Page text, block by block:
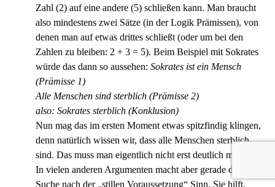
Zahl (2) auf eine andere (5) schließen kann. Man braucht
also mindestens zwei Sätze (in der Logik Prämissen), von
denen man auf etwas drittes schließt (oder um bei den
Zahlen zu bleiben: 2 + 3 = 5). Beim Beispiel mit Sokrates
würde das dann so aussehen: Sokrates ist ein Mensch
(Prämisse 1)
Alle Menschen sind sterblich (Prämisse 2)
also: Sokrates sterblich (Konklusion)
Nun mag das im ersten Moment etwas spitzfindig klingen,
denn natürlich wissen wir, dass alle Menschen sterblich
sind. Das muss man eigentlich nicht erst deutlich machen.
In vielen anderen Argumenten macht aber gerade diese
Suche nach der „stillen Voraussetzung“ Sinn. Sie hilft,